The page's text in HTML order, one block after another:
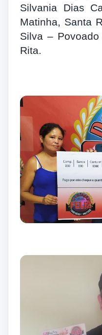
Silvania Dias
Matinha, Santa
Silva –
Rita.